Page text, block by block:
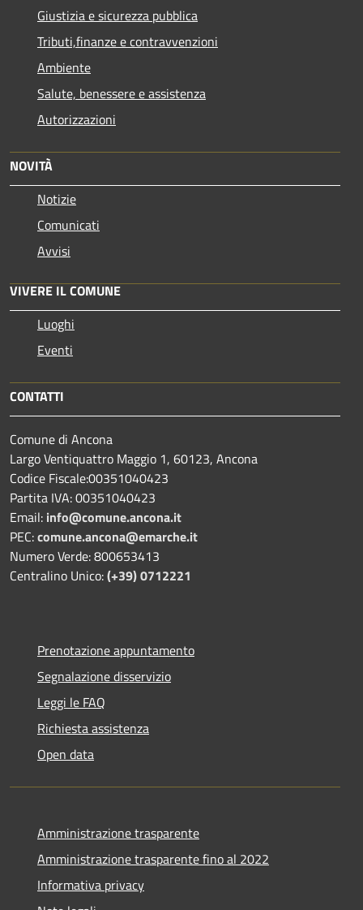
Giustizia e sicurezza pubblica
Tributi,finanze e contravvenzioni
Ambiente
Salute, benessere e assistenza
Autorizzazioni
NOVITÀ
Notizie
Comunicati
Avvisi
VIVERE IL COMUNE
Luoghi
Eventi
CONTATTI
Comune di Ancona
Largo Ventiquattro Maggio 1, 60123, Ancona
Codice Fiscale:00351040423
Partita IVA: 00351040423
Email: info@comune.ancona.it
PEC:comune.ancona@emarche.it
Numero Verde: 800653413
Centralino Unico:(+39) 0712221
Prenotazione appuntamento
Segnalazione disservizio
Leggi le FAQ
Richiesta assistenza
Open data
Amministrazione trasparente
Amministrazione trasparente fino al 2022
Informativa privacy